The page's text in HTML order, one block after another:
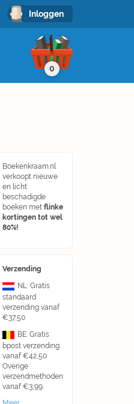
Inloggen
0
Boekenkraam.nl
verkoopt nieuwe
en licht
beschadigde
boeken met flinke
kortingen tot wel
80%!
Verzending
NL: Gratis
standaard
verzending vanaf
€37,50
BE: Gratis
bpost verzending
vanaf €42,50
Overige
verzendmethoden
vanaf €3,99.